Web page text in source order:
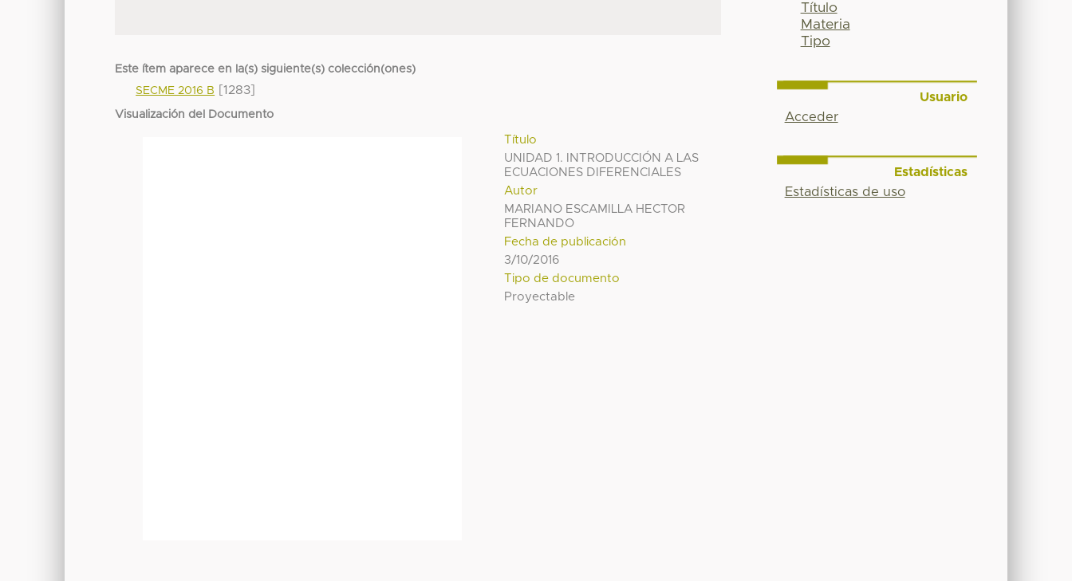
Este ítem aparece en la(s) siguiente(s) colección(ones)
SECME 2016 B
[1283]
Visualización del Documento
Título
UNIDAD 1. INTRODUCCIÓN A LAS
ECUACIONES DIFERENCIALES
Autor
MARIANO ESCAMILLA HECTOR
FERNANDO
Fecha de publicación
3/10/2016
Tipo de documento
Proyectable
Título
Materia
Tipo
Usuario
Acceder
Estadísticas
Estadísticas de uso